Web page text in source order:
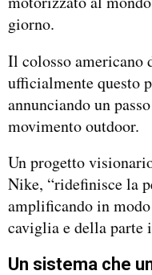
giorno.
Il colosso americano
ufficialmente questo
annunciando un
movimento outdoor.
Un progetto
Nike, “ridefinisce la
amplificando in
caviglia e della parte
Un sistema che